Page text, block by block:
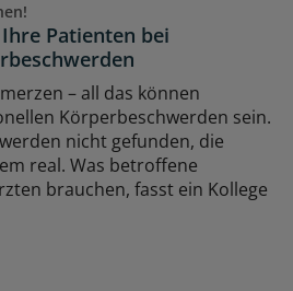
Patienten bei
– all das können
Körperbeschwerden sein.
nicht gefunden, die
real. Was betroffene
brauchen, fasst ein Kollege